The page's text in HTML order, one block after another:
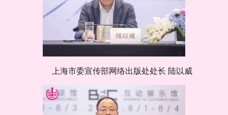
上海市委宣传部网络出版处处长 陆以威